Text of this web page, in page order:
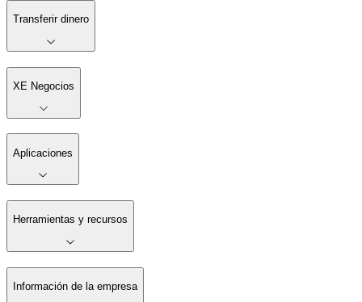
Transferir dinero
XE Negocios
Aplicaciones
Herramientas y recursos
Información de la empresa